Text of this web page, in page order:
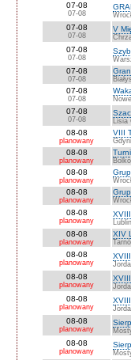
07-08
07-08
07-08
07-08
V
07-08
07-08
07-08
07-08
07-08
07-08
07-08
07-08 Lisia
08-08
planowany
VIII
08-08
planowany
08-08
planowany
08-08
planowany
08-08
planowany
08-08
planowany
XIV
08-08
planowany
08-08
planowany
08-08
planowany
08-08
planowany
08-08
planowany